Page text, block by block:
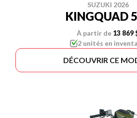
SUZUKI 2026
KINGQUAD
À partir de 13 869
2 unités en
DÉCOUVRIR CE